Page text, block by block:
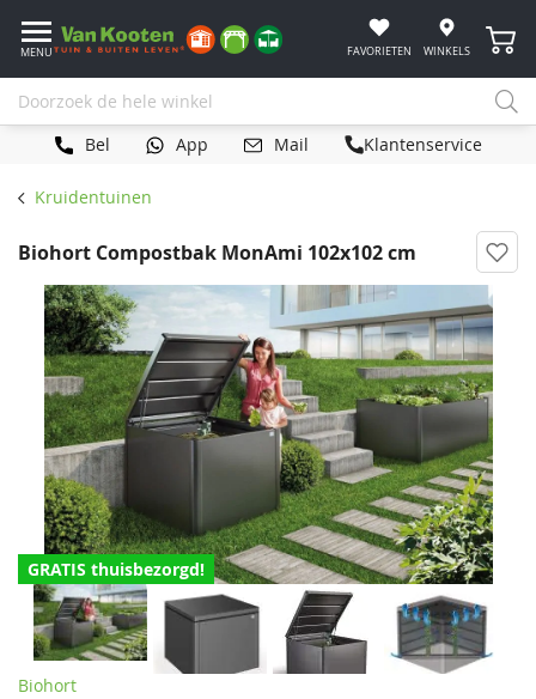
MENU FAVORIETEN WINKELS
Bel App Mail Klantenservice
Kruidentuinen
Biohort Compostbak MonAmi 102x102 cm
GRATIS thuisbezorgd!
Biohort